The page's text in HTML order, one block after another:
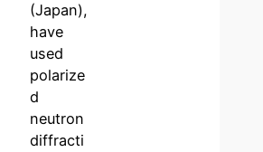
(Japan),
have
used
polarize
d
neutron
diffracti